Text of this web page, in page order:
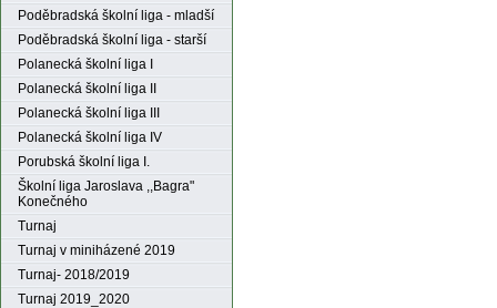
Poděbradská školní liga - mladší
Poděbradská školní liga - starší
Polanecká školní liga I
Polanecká školní liga II
Polanecká školní liga III
Polanecká školní liga IV
Porubská školní liga I.
Školní liga Jaroslava ,,Bagra"
Konečného
Turnaj
Turnaj v miniházené 2019
Turnaj- 2018/2019
Turnaj 2019_2020